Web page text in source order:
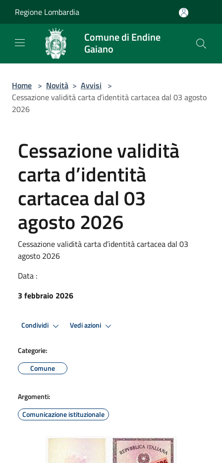
Regione Lombardia
Comune di Endine
Gaiano
Home > Novità > Avvisi >
Cessazione validità carta d’identità cartacea dal 03 agosto
2026
Cessazione validità
carta d’identità
cartacea dal 03
agosto 2026
Cessazione validità carta d’identità cartacea dal 03
agosto 2026
Data :
3 febbraio 2026
Condividi Vedi azioni
Categorie:
Comune
Argomenti:
Comunicazione istituzionale